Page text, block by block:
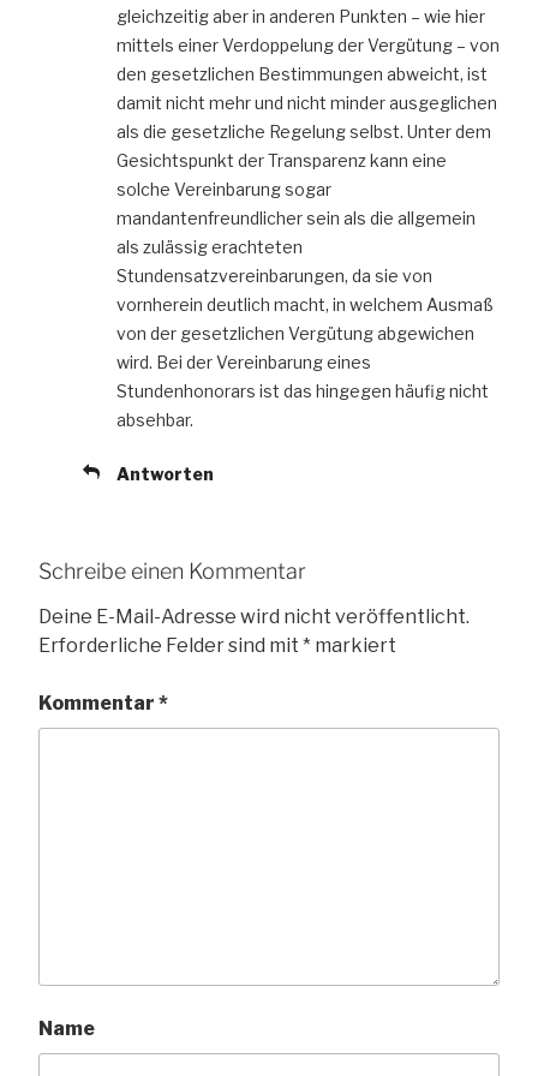
gleichzeitig aber in anderen Punkten – wie hier
mittels einer Verdoppelung der Vergütung – von
den gesetzlichen Bestimmungen abweicht, ist
damit nicht mehr und nicht minder ausgeglichen
als die gesetzliche Regelung selbst. Unter dem
Gesichtspunkt der Transparenz kann eine
solche Vereinbarung sogar
mandantenfreundlicher sein als die allgemein
als zulässig erachteten
Stundensatzvereinbarungen, da sie von
vornherein deutlich macht, in welchem Ausmaß
von der gesetzlichen Vergütung abgewichen
wird. Bei der Vereinbarung eines
Stundenhonorars ist das hingegen häufig nicht
absehbar.
Antworten
Schreibe einen Kommentar
Deine E-Mail-Adresse wird nicht veröffentlicht.
Erforderliche Felder sind mit * markiert
Kommentar *
Name